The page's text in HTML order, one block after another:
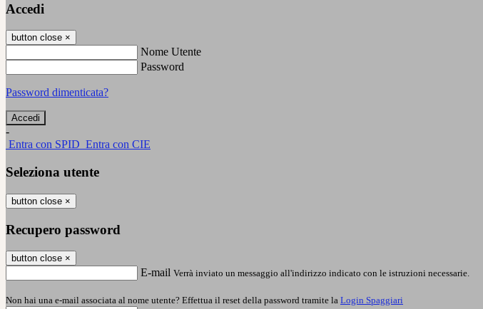
Accedi
button close ×
Nome Utente
Password
Password dimenticata?
-
Entra con SPID Entra con CIE
Seleziona utente
button close ×
Recupero password
button close ×
E-mail Verrà inviato un messaggio all'indirizzo indicato con le istruzioni necessarie.
Non hai una e-mail associata al nome utente? Effettua il reset della password tramite la Login Spaggiari